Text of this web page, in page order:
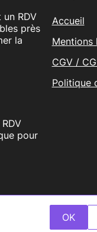
OK
RDV
près
la
pour
Accueil
Mentions
CGV /
Politique